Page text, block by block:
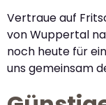
Vertraue auf
von Wuppertal
noch heute für
uns gemeinsam